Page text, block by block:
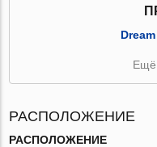
Ещё
РАСПОЛОЖЕНИЕ
РАСПОЛОЖЕНИЕ